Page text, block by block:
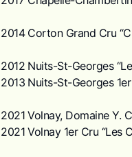
2014 Corton Grand Cru
2012 Nuits-St-Georges
2013 Nuits-St-Georges
2021 Volnay, Domaine Y.
2021 Volnay 1er Cru “Les